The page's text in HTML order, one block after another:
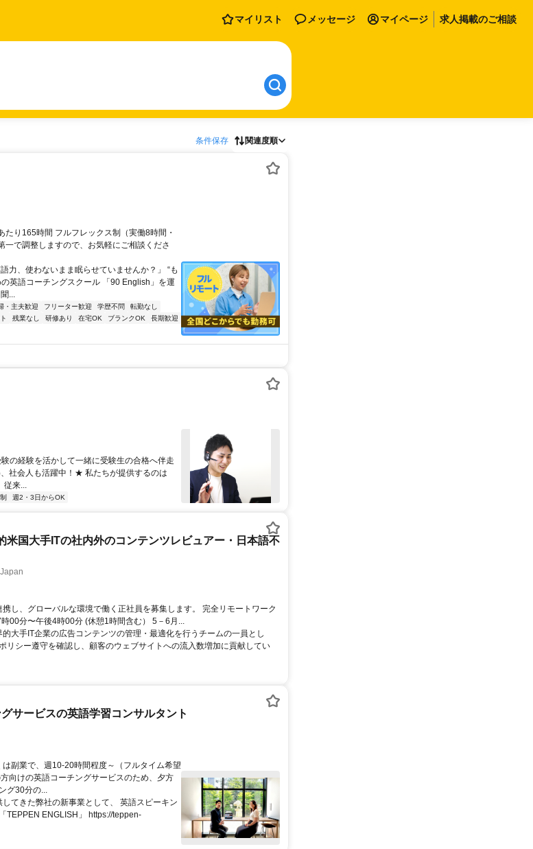
マイリスト メッセージ マイページ 求人掲載のご相談
条件保存 関連度順
り165時間 フルフレックス制（実働8時間・
で調整しますので、お気軽にご相談くださ
力、使わないまま眠らせていませんか？」 “も
英語コーチングスクール 「90 English」を運
...
・主夫歓迎 フリーター歓迎 学歴不問
転勤なし
残業なし 研修あり 在宅OK ブランクOK
長期歓迎
の経験を活かして一緒に受験生の合格へ伴走
社会人も活躍中！★ 私たちが提供するのは
従来...
週2・3日からOK
米国大手ITの社内外のコンテンツレビュアー・日本語不
し、グローバルな環境で働く正社員を募集します。 完全リモートワーク
00分〜午後4時00分 (休憩1時間含む） 5－6月...
大手IT企業の広告コンテンツの管理・最適化を行うチームの一員とし
リシー遵守を確認し、顧客のウェブサイトへの流入数増加に貢献してい
サービスの英語学習コンサルタント
副業で、週10-20時間程度～（フルタイム希望
向けの英語コーチングサービスのため、夕方
グ30分の...
てきた弊社の新事業として、 英語スピーキン
TEPPEN ENGLISH」 https://teppen-